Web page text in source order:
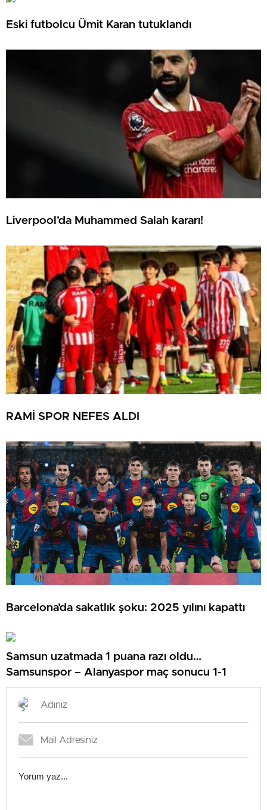
Eski futbolcu Ümit Karan tutuklandı
Liverpool’da Muhammed Salah kararı!
RAMİ SPOR NEFES ALDI
Barcelona’da sakatlık şoku: 2025 yılını kapattı
Samsun uzatmada 1 puana razı oldu…
Samsunspor – Alanyaspor maç sonucu 1-1